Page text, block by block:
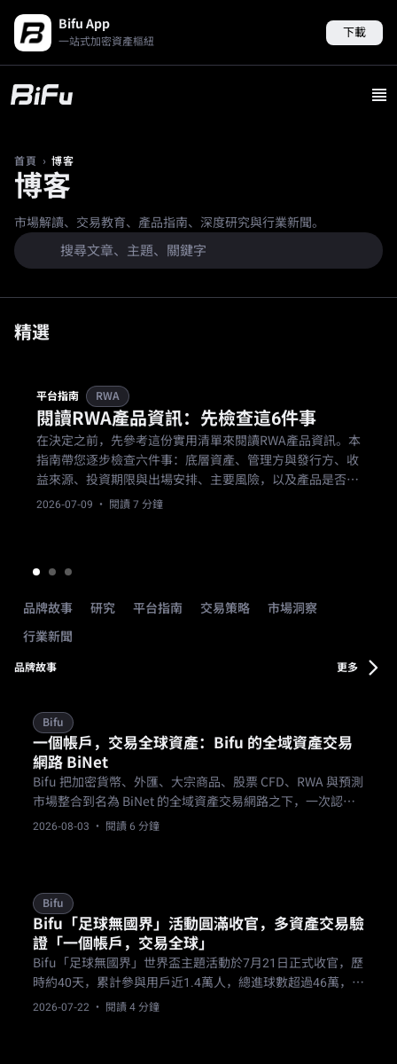
Bifu App
一站式加密資產樞紐
下載
首頁 › 博客
博客
市場解讀、交易教育、產品指南、深度研究與行業新聞。
精選
平台指南 RWA
閱讀RWA產品資訊：先檢查這6件事
在決定之前，先參考這份實用清單來閱讀RWA產品資訊。本
指南帶您逐步檢查六件事：底層資產、管理方與發行方、收
益來源、投資期限與出場安排、主要風險，以及產品是否適
合您。
2026-07-09 · 閱讀 7 分鐘
品牌故事 研究 平台指南 交易策略
市場洞察
行業新聞
品牌故事 更多
Bifu
一個帳戶，交易全球資產：Bifu 的全域資產交易
網路 BiNet
Bifu 把加密貨幣、外匯、大宗商品、股票 CFD、RWA 與預測
市場整合到名為 BiNet 的全域資產交易網路之下，一次認
證、一個帳戶、一筆資金進入全部市場。
2026-08-03 · 閱讀 6 分鐘
Bifu
Bifu「足球無國界」活動圓滿收官，多資產交易驗
證「一個帳戶，交易全球」
Bifu「足球無國界」世界盃主題活動於7月21日正式收官，歷
時約40天，累計參與用戶近1.4萬人，總進球數超過46萬，外
匯等非加密資產交易規模顯著，驗證了「一個帳戶，交易全
2026-07-22 · 閱讀 4 分鐘